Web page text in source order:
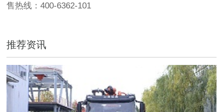
售热线：400-6362-101
推荐资讯